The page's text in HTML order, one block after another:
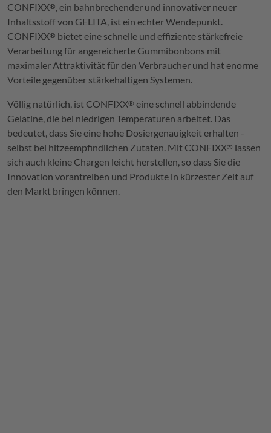
CONFIXX® , ein bahnbrechender und innovativer neuer
Inhaltsstoff von GELITA , ist ein echter Wendepunkt.
CONFIXX® bietet eine schnelle und effiziente stärkefreie
Verarbeitung für angereicherte Gummibonbons mit
maximaler Attraktivität für den Verbraucher und hat enorme
Vorteile gegenüber stärkehaltigen Systemen.
Völlig natürlich, ist CONFIXX® eine schnell abbindende
Gelatine, die bei niedrigen Temperaturen arbeitet. Das
bedeutet, dass Sie eine hohe Dosiergenauigkeit erhalten -
selbst bei hitzeempfindlichen Zutaten. Mit CONFIXX® lassen
sich auch kleine Chargen leicht herstellen, so dass Sie die
Innovation vorantreiben und Produkte in kürzester Zeit auf
den Markt bringen können.